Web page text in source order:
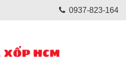
0937-823-164